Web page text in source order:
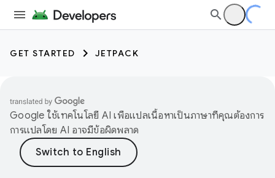
GET STARTED JETPACK
Google ใช้เทคโนโลยี AI เพื่อแปลเนื้อหาเป็นภาษาที่คุณต้องการ
การแปลโดย AI อาจมีข้อผิดพลาด